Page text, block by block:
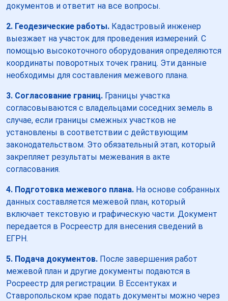
документов и ответит на все вопросы.
2. Геодезические работы. Кадастровый инженер
выезжает на участок для проведения измерений. С
помощью высокоточного оборудования определяются
координаты поворотных точек границ. Эти данные
необходимы для составления межевого плана.
3. Согласование границ. Границы участка
согласовываются с владельцами соседних земель в
случае, если границы смежных участков не
установлены в соответствии с действующим
законодательством. Это обязательный этап, который
закрепляет результаты межевания в акте
согласования.
4. Подготовка межевого плана. На основе собранных
данных составляется межевой план, который
включает текстовую и графическую части. Документ
передается в Росреестр для внесения сведений в
ЕГРН.
5. Подача документов. После завершения работ
межевой план и другие документы подаются в
Росреестр для регистрации. В Ессентуках и
Ставропольском крае подать документы можно через